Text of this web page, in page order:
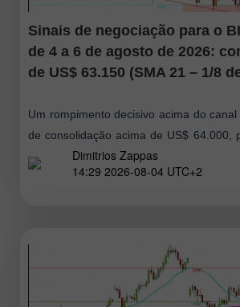
Sinais de negociação para o
de 4 a 6 de agosto de 2026:
de US$ 63.150 (SMA 21 – 1/8
Um rompimento decisivo acima do
de consolidação acima de US$ 64.000,
200 períodos, poderá impulsionar o
Dimitrios Zappas
14:29 2026-08-04 UTC+2